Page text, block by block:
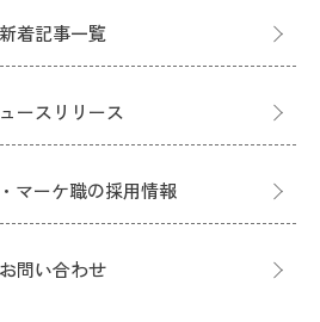
新着記事一覧
ースリリース
マーケ職の採用情報
お問い合わせ